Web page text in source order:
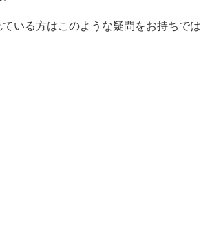
いる方はこのような疑問をお持ちでは